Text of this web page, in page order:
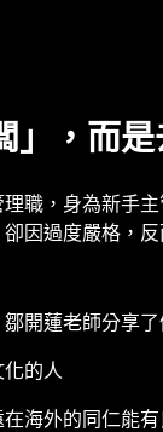
」，而
職，身為新手
因過度嚴格，
開蓮老師分享了
的人
海外的同仁能